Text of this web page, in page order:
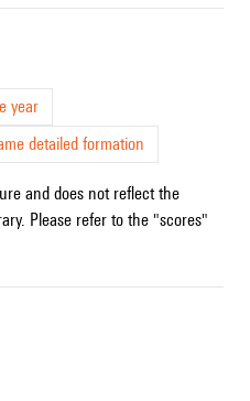
year
detailed formation
and does not reflect the
Please refer to the "scores"